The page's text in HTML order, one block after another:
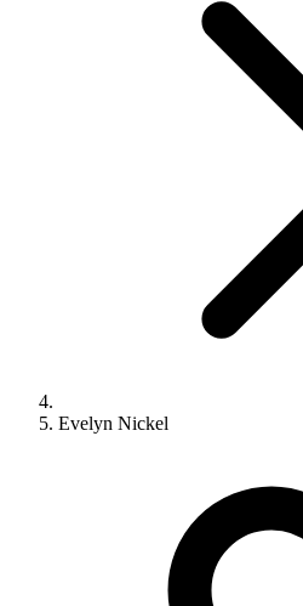
Evelyn Nickel